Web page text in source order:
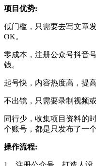
项目优势:
低门槛，只需要去写文章
OK。
零成本，注册公众号抖音
钱。
起号快，内容热度高，提
不出镜，只需要录制视频
同行少，收集项目资料的
个账号，都是只发布了一
操作流程: